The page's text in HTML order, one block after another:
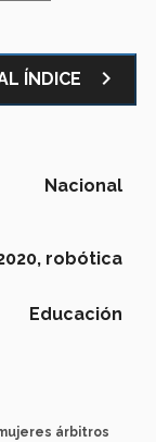
ÍNDICE navigate_next
Nacional
robótica
Educación
árbitros